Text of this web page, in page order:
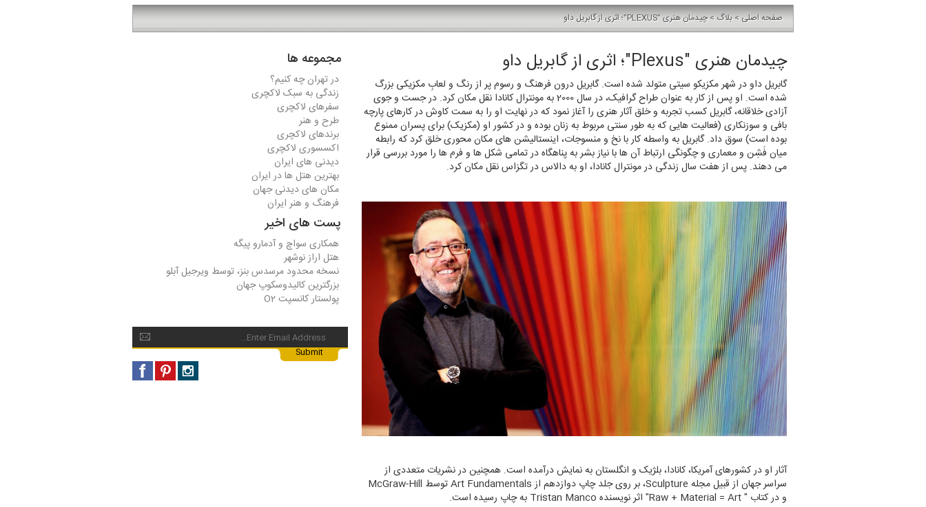
صفحه اصلی>بلاگ> چیدمان هنری "PLEXUS"؛ اثری از گابریل داو
مجموعه ها
در تهران چه کنیم؟
زندگی به سبک لاکچری
سفرهای لاکچری
طرح و هنر
برندهای لاکچری
اکسسوری لاکچری
دیدنی های ایران
بهترین هتل ها در ایران
مکان های دیدنی جهان
فرهنگ و هنر ایران
پست های اخیر
همکاری سواچ و آدمارو پیگه
هتل اراز نوشهر
نسخه محدود مرسدس بنز، توسط ویرجیل آبلو
بزرگترین کالیدوسکوپ جهان
پولستار کانسپت O2
چیدمان هنری "Plexus"؛ اثری از گابریل داو
گابریل داو در شهر مکزیکو سیتی متولد شده است. گابریل درون فرهنگ و رسوم پر از رنگ و لعابِ مکزیکی بزرگ
شده است. او پس از کار به عنوان طراح گرافیک، در سال 2000 به مونترال کانادا نقل مکان کرد. در جست و جوی
آزادی خلاقانه، گابریل کسب تجربه و خلق آثار هنری را آغاز نمود که در نهایت او را به سمت کاوش در کارهای پارچه
بافی و سوزنکاری (فعالیت هایی که به طور سنتی مربوط به زنان بوده و در کشور او (مکزیک) برای پسران ممنوع
بوده است) سوق داد. گابریل به واسطه کار با نخ و منسوجات، اینستالیشن های مکان محوری خلق کرد که رابطه
میان فَشِن و معماری و چگونگی ارتباط آن ها با نیاز بشر به پناهگاه در تمامی شکل ها و فرم ها را مورد بررسی قرار
می دهند. پس از هفت سال زندگی در مونترال کانادا، او به دالاس در تگزاس نقل مکان کرد.
آثار او در کشورهای آمریکا، کانادا، بلژیک و انگلستان به نمایش درآمده است. همچنین در نشریات متعددی از
سراسر جهان از قبیل مجله Sculpture، بر روی جلد چاپ دوازدهم از Art Fundamentals توسط McGraw-Hill
و در کتاب " Raw + Material = Art" اثر نویسنده Tristan Manco به چاپ رسیده است.